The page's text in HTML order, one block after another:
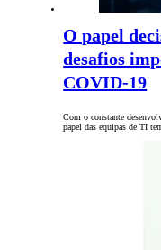
O papel
desafios
COVID-19
Com o constante
papel das equipas de TI